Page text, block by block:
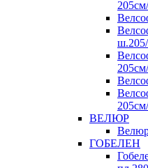
ВЕЛЮР
ГОБЕЛЕН